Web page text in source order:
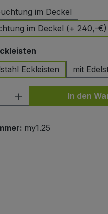
im Deckel
im Deckel (+ 240,-€)
auswählen
Eckleisten
mit
Anzahl: Gib den
In den
my1.25